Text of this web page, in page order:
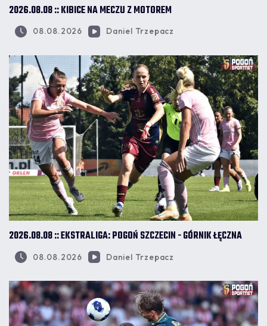
2026.08.08 :: KIBICE NA MECZU Z MOTOREM
08.08.2026 Daniel Trzepacz
2026.08.08 :: EKSTRALIGA: POGOŃ SZCZECIN - GÓRNIK ŁĘCZNA
08.08.2026 Daniel Trzepacz